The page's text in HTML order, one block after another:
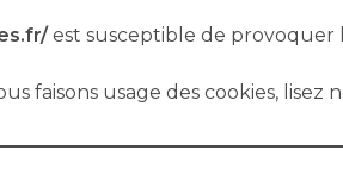
est susceptible de provoquer
faisons usage des cookies, lisez